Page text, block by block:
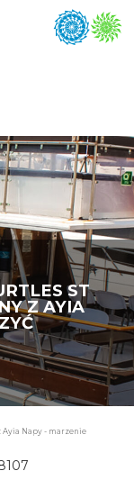
ST
Z AYIA
Ayia Napy - marzenie